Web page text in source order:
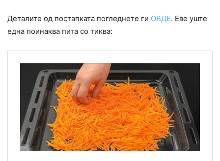
Деталите од постапката погледнете ги ОВДЕ. Еве уште
една поинаква пита со тиква: